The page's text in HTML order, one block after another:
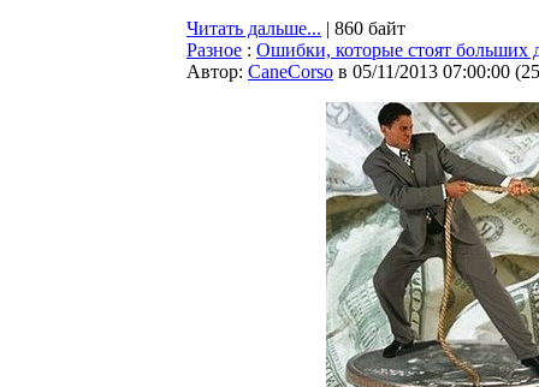
Читать дальше... | 860 байт
Разное : Ошибки, которые стоят больших
Автор: CaneCorso в 05/11/2013 07:00:00 (